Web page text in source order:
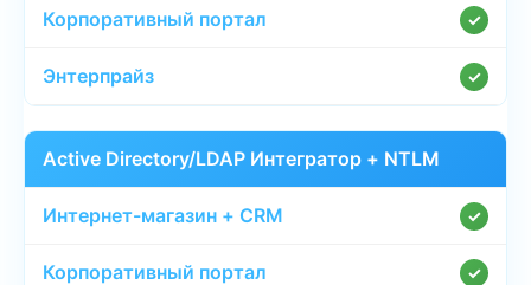
✓
✓
Active Directory/LDAP Интегратор + NTLM
✓
✓